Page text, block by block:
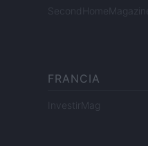
SecondHomeMagazine
FRANCIA
InvestirMag